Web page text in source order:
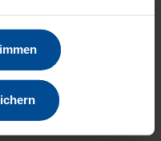
zusammengestellt.